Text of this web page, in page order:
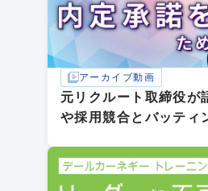
アーカイブ動画
元リクルート取締役が
や採用競合とバッティ